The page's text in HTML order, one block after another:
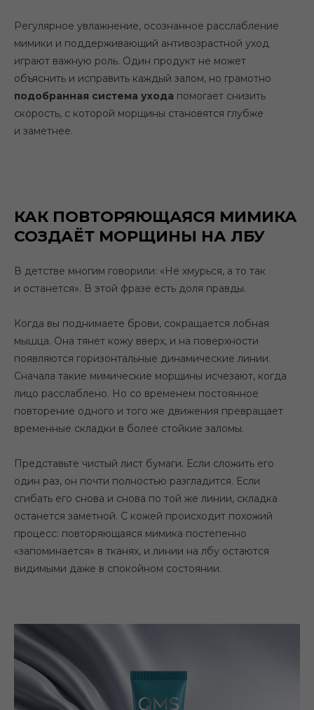
Регулярное увлажнение, осознанное расслабление
мимики и поддерживающий антивозрастной уход
играют важную роль. Один продукт не может
объяснить и исправить каждый залом, но грамотно
подобранная система ухода помогает снизить
скорость, с которой морщины становятся глубже
и заметнее.
КАК ПОВТОРЯЮЩАЯСЯ МИМИКА
СОЗДАЁТ МОРЩИНЫ НА ЛБУ
В детстве многим говорили: «Не хмурься, а то так
и останется». В этой фразе есть доля правды.
Когда вы поднимаете брови, сокращается лобная
мышца. Она тянет кожу вверх, и на поверхности
появляются горизонтальные динамические линии.
Сначала такие мимические морщины исчезают, когда
лицо расслаблено. Но со временем постоянное
повторение одного и того же движения превращает
временные складки в более стойкие заломы.
Представьте чистый лист бумаги. Если сложить его
один раз, он почти полностью разгладится. Если
сгибать его снова и снова по той же линии, складка
останется заметной. С кожей происходит похожий
процесс: повторяющаяся мимика постепенно
«запоминается» в тканях, и линии на лбу остаются
видимыми даже в спокойном состоянии.